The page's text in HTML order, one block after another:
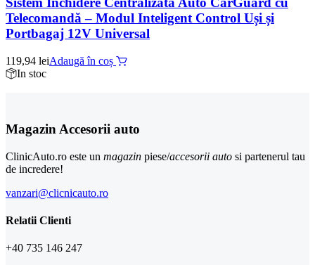
Telecomandă – Modul Inteligent Control Uși și
Portbagaj 12V Universal
119,94 leiAdaugă în coș
In stoc
Magazin Accesorii auto
ClinicAuto.ro este un magazin piese/accesorii auto si partenerul tau
de incredere!
vanzari@clicnicauto.ro
Relatii Clienti
+40 735 146 247